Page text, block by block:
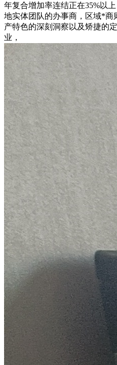
年复合增加率连结正在35%以
地实体团队的办事商，区域*商
产特色的深刻洞察以及矫捷的
业，